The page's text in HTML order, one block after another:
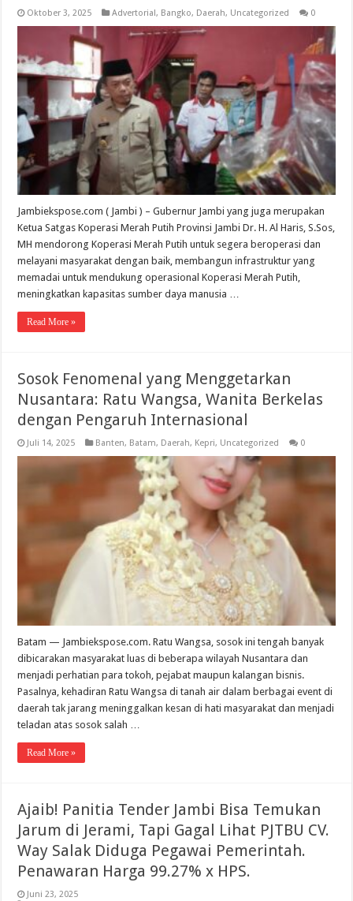
Oktober 3, 2025 Advertorial, Bangko, Daerah, Uncategorized 0
Jambiekspose.com ( Jambi ) – Gubernur Jambi yang juga merupakan
Ketua Satgas Koperasi Merah Putih Provinsi Jambi Dr. H. Al Haris, S.Sos,
MH mendorong Koperasi Merah Putih untuk segera beroperasi dan
melayani masyarakat dengan baik, membangun infrastruktur yang
memadai untuk mendukung operasional Koperasi Merah Putih,
meningkatkan kapasitas sumber daya manusia …
Read More »
Sosok Fenomenal yang Menggetarkan
Nusantara: Ratu Wangsa, Wanita Berkelas
dengan Pengaruh Internasional
Juli 14, 2025 Banten, Batam, Daerah, Kepri, Uncategorized 0
Batam — Jambiekspose.com. Ratu Wangsa, sosok ini tengah banyak
dibicarakan masyarakat luas di beberapa wilayah Nusantara dan
menjadi perhatian para tokoh, pejabat maupun kalangan bisnis.
Pasalnya, kehadiran Ratu Wangsa di tanah air dalam berbagai event di
daerah tak jarang meninggalkan kesan di hati masyarakat dan menjadi
teladan atas sosok salah …
Read More »
Ajaib! Panitia Tender Jambi Bisa Temukan
Jarum di Jerami, Tapi Gagal Lihat PJTBU CV.
Way Salak Diduga Pegawai Pemerintah.
Penawaran Harga 99.27% x HPS.
Juni 23, 2025